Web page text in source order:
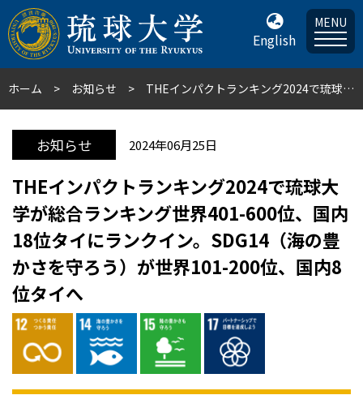
English
MENU
ホーム お知らせ THEインパクトランキング2024で琉球大学が総合ランキング世界401-600位、国内18位タイにランクイン。SDG14（海の豊かさを守ろう）が世界101-200位、国内8位タイへ
お知らせ 2024年06月25日
THEインパクトランキング2024で琉球大
学が総合ランキング世界401-600位、国内
18位タイにランクイン。SDG14（海の豊
かさを守ろう）が世界101-200位、国内8
位タイへ